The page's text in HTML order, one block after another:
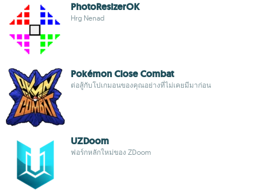
PhotoResizerOK
Hrg Nenad
Pokémon Close Combat
ต่อสู้กับโปเกมอนของคุณอย่างที่ไม่เคยมีมาก่อน
UZDoom
ฟอร์กหลักใหม่ของ ZDoom